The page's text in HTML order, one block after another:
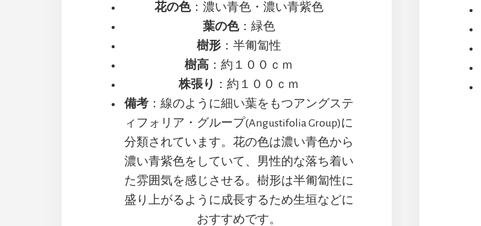
花の色：濃い青色・濃い青紫色
葉の色：緑色
樹形：半匍匐性
樹高 ：約１００ｃｍ
株張り
：約１００ｃｍ
備考：線のように細い葉をもつアングステ
ィフォリア・グループ(Angustifolia Group)に
分類されています。花の色は濃い青色から
濃い青紫色をしていて、男性的な落ち着い
た雰囲気を感じさせる。樹形は半匍匐性に
盛り上がるように成長するため生垣などに
おすすめです。